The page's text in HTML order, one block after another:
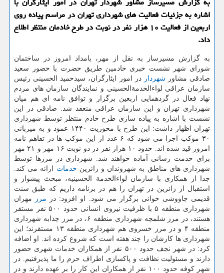
اشاره به جزئیات فعالیت های شهرداری تهران در مراسم پیاده روی
اربعین از فعالیت ۱۰ هزار نفر در نوبت در طرح خادمان منتظر اطلاع
داد.
به گزارش مسیرساز به نقل از مهر، بامداد امروز در ساختمان
شورای شهر نشست خبری خادمین طریق حضرت با حضور سعید
صادقی مشاور شهردار در امور ایثارگران، سیدحمید الحسینی رئیس
سازمان عراقی لواءالخدمةالحسینی و نمایندگان سازمان های مردم
نهاد فعال در گردهمایی اربعین برگزار و توافق نامه ای هم میان
شهرداری تهران و این سازمان عراقی منعقد شد. صادقی در این
نشست با اشاره به پیاده سازی طرح خادم منتظر توسط شهرداری
تهران اظهار داشت: این طرح با محوریت ۱۴۴۰ عمود و به میزبانی
۳۰ موكب اجرا می شود كه ۶ عدد از این موكب ها در تفاهم نامه
امروز قید شده اند. حدود ۱۰ هزار نفر در دو نوبت ۱۶ مهر و ۲۱ مهر
برای خدمت رسانی آماده خواهند شد. شهرداری در مرزها توسط
شهرداری های مناطق به شهروندان و زائرین خدمات ارائه می كند.
جدا از همكاری با سازمان لواءالخدمة الحسینیه، مبحث پیشواز و
استقبال از زائرین در تهران را هم در برنامه داریم كه طبق سنت
قدیمی چاووشی خوانی برگزار می شود. او افزود: در مرز
مهران
شهرداری منطقه ۵ با ظرفیت نیروی انسانی حدود ۵۰۰ نفر مستقر
هستند، در مرز شلمچه شهرداری منطقه ۶، در مرز چذابه شهرداری
منطقه ۴ و در مرز خسروی هم شهرداری منطقه ۱۳ مستقرند؛ این
شهرداری ها كارشان را چند هفته است كه شروع كرده اند. او اضافه
كرد: در شهر نجف حدود ۵۰۰ نفر از همكاران خدمات شهری حضور
دارند و مسئولیت نظافت و پاكسازی اطراف حرم را ما پذیرفتیم. در
شهر كوفه حدود ۱۰۰ نفر از همكاران این كار را بر عهده دارند و در